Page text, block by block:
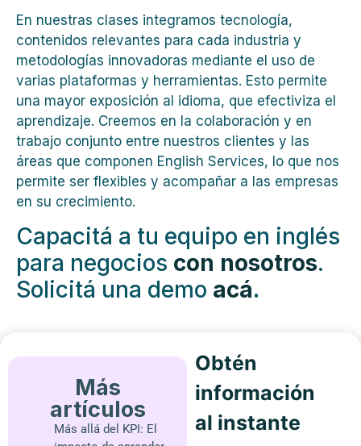
En nuestras clases integramos tecnología,
contenidos relevantes para cada industria y
metodologías innovadoras mediante el uso de
varias plataformas y herramientas. Esto permite
una mayor exposición al idioma, que efectiviza el
aprendizaje. Creemos en la colaboración y en
trabajo conjunto entre nuestros clientes y las
áreas que componen English Services, lo que nos
permite ser flexibles y acompañar a las empresas
en su crecimiento.
Capacitá a tu equipo en inglés
para negocios con nosotros.
Solicitá una demo acá.
Más
artículos
Más allá del KPI: El
Obtén
información
al instante